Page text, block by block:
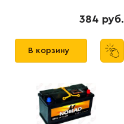
384 руб.
В корзину